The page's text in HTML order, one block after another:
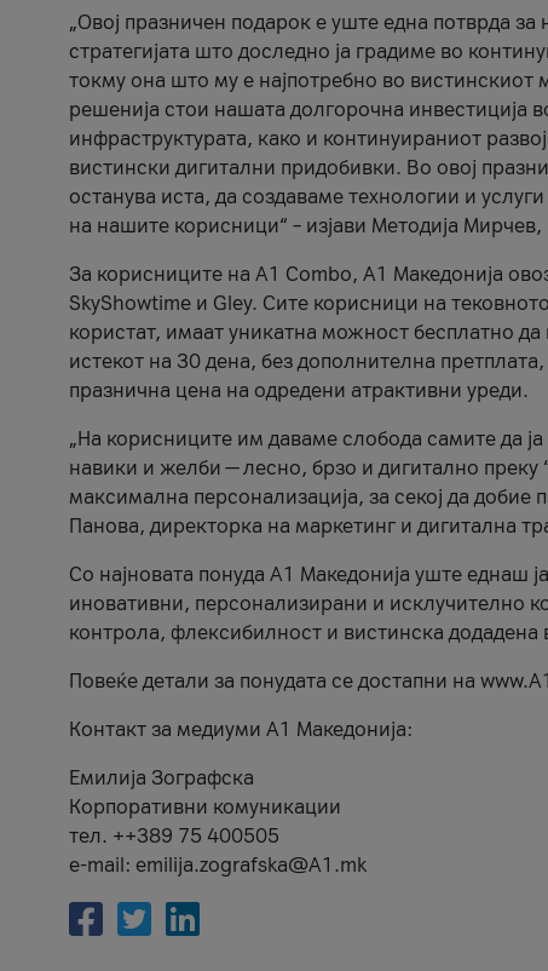
„Овој празничен подарок е уште една потврда
стратегијата што доследно ја градиме во
токму она што му е најпотребно во вистинскиот
решенија стои нашата долгорочна инвестиција
инфраструктурата, како и континуираниот
вистински дигитални придобивки. Во овој
останува иста, да создаваме технологии и
на нашите корисници“ – изјави Методија
За корисниците на A1 Combo, А1 Македонија
SkyShowtime и Gley. Сите корисници на
користат, имаат уникатна можност бесплатно
истекот на 30 дена, без дополнителна
празнична цена на одредени атрактивни уреди.
„На корисниците им даваме слобода самите да
навики и желби — лесно, брзо и дигитално
максимална персонализација, за секој да добие
Панова, директорка на маркетинг и дигитална
Со најновата понуда А1 Македонија уште еднаш
иновативни, персонализирани и исклучително
контрола, флексибилност и вистинска додадена
Повеќе детали за понудата се достапни на
Контакт за медиуми А1 Македонија:
Емилија Зографска
Корпоративни комуникации
тел. ++389 75 400505
e-mail: emilija.zografska@A1.mk